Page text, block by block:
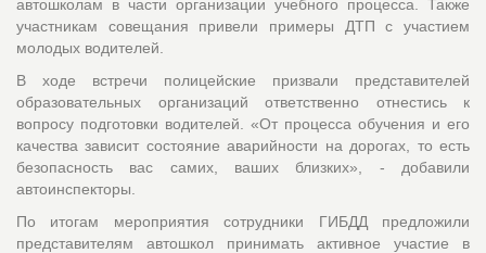
автошколам в части организации учебного процесса. Также
участникам совещания привели примеры ДТП с участием
молодых водителей.
В ходе встречи полицейские призвали представителей
образовательных организаций ответственно отнестись к
вопросу подготовки водителей. «От процесса обучения и его
качества зависит состояние аварийности на дорогах, то есть
безопасность вас самих, ваших близких», - добавили
автоинспекторы.
По итогам мероприятия сотрудники ГИБДД предложили
представителям автошкол принимать активное участие в